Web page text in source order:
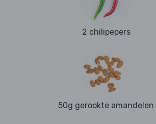
2 chilipepers
50g gerookte amandelen